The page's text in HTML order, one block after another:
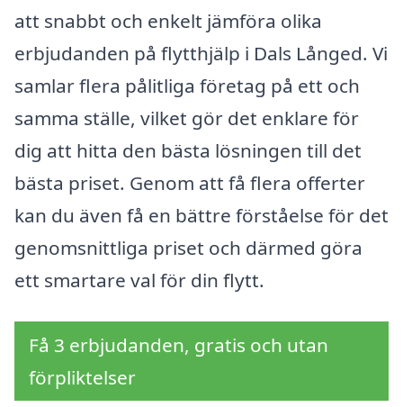
att snabbt och enkelt jämföra olika
erbjudanden på flytthjälp i Dals Långed. Vi
samlar flera pålitliga företag på ett och
samma ställe, vilket gör det enklare för
dig att hitta den bästa lösningen till det
bästa priset. Genom att få flera offerter
kan du även få en bättre förståelse för det
genomsnittliga priset och därmed göra
ett smartare val för din flytt.
Få 3 erbjudanden, gratis och utan
förpliktelser